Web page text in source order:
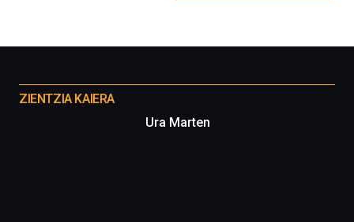
proyectos
ZIENTZIA KAIERA
Ura Marten